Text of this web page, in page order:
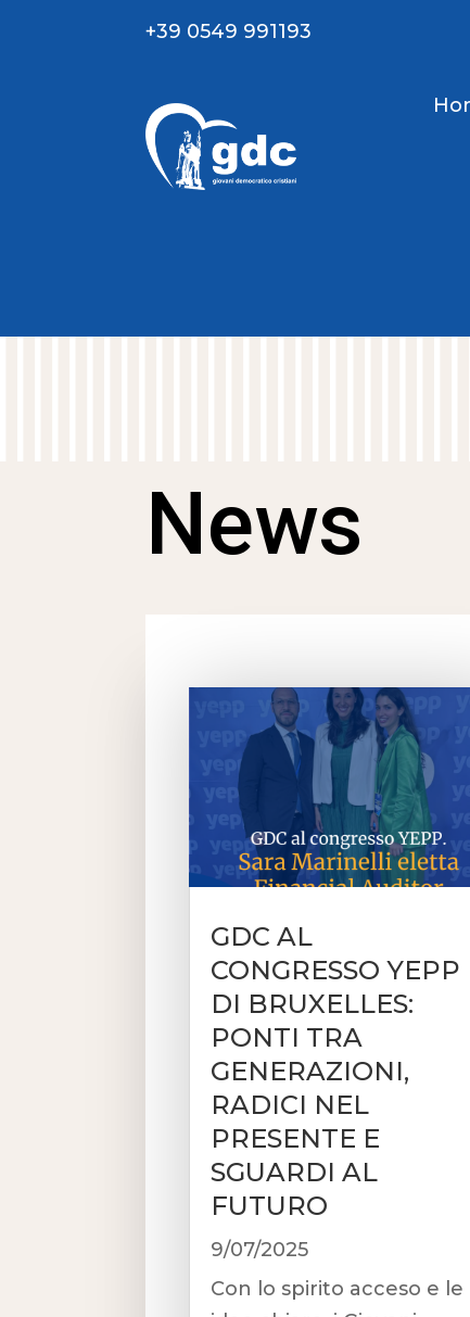
+39 0549 991193
News
GDC AL
CONGRESSO YEPP
DI BRUXELLES:
PONTI TRA
GENERAZIONI,
RADICI NEL
PRESENTE E
SGUARDI AL
FUTURO
9/07/2025
Con lo spirito acceso e le